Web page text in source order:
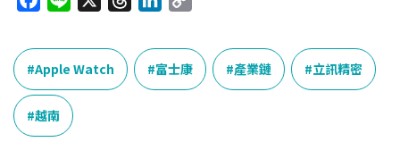
c
e
b
o
o
n
e
e
n
k
e
p
y
L
Apple Watch 富士康 產業鏈 立訊精密
越南